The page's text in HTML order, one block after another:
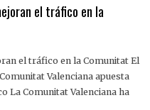
el tráfico en la
el tráfico en la Comunitat El
Valenciana apuesta
La Comunitat Valenciana ha